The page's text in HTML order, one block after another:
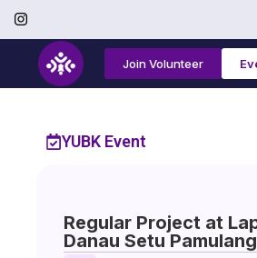
Join Volunteer
YUBK Event
Regular Project at
Danau Setu Pamulang